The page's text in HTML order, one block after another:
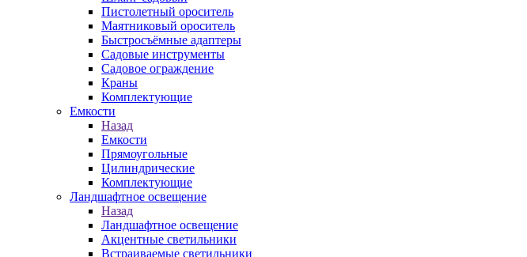
Пистолетный ороситель
Маятниковый ороситель
Быстросъёмные адаптеры
Садовые инструменты
Садовое ограждение
Краны
Комплектующие
Емкости
Назад
Емкости
Прямоугольные
Цилиндрические
Комплектующие
Ландшафтное освещение
Назад
Ландшафтное освещение
Акцентные светильники
Встраиваемые светильники